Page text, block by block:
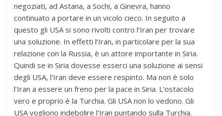
negoziati, ad Astana, a Sochi, a Ginevra, hanno
continuato a portare in un vicolo cieco. In seguito a
questo gli USA si sono rivolti contro l‘Iran per trovare
una soluzione. In effetti l‘Iran, in particolare per la sua
relazione con la Russia, è un attore importante in Siria.
Quindi se in Siria dovesse esserci una soluzione ai sensi
degli USA, l‘Iran deve essere respinto. Ma non è solo
l‘Iran a essere un freno per la pace in Siria. L‘ostacolo
vero e proprio è la Turchia. Gli USA non lo vedono. Gli
USA vogliono indebolire l‘Iran puntando sulla Turchia.